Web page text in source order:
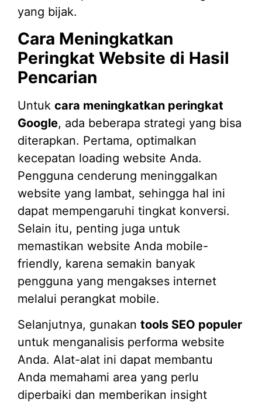
yang bijak.
Cara Meningkatkan
Peringkat Website di Hasil
Pencarian
Untuk cara meningkatkan peringkat
Google, ada beberapa strategi yang bisa
diterapkan. Pertama, optimalkan
kecepatan loading website Anda.
Pengguna cenderung meninggalkan
website yang lambat, sehingga hal ini
dapat mempengaruhi tingkat konversi.
Selain itu, penting juga untuk
memastikan website Anda mobile-
friendly, karena semakin banyak
pengguna yang mengakses internet
melalui perangkat mobile.
Selanjutnya, gunakan tools SEO populer
untuk menganalisis performa website
Anda. Alat-alat ini dapat membantu
Anda memahami area yang perlu
diperbaiki dan memberikan insight